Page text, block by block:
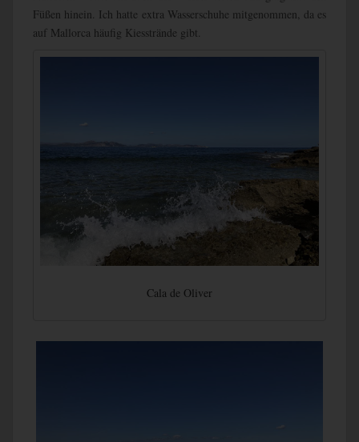
Füßen hinein. Ich hatte extra Wasserschuhe mitgenommen, da es
auf Mallorca häufig Kiesstrände gibt.
Cala de Oliver